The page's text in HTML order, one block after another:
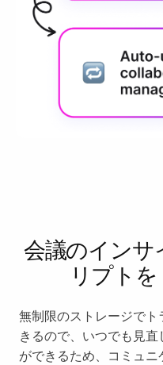
会議のインサ
リプト
無制限のストレージで
きるので、いつでも見
ができるため、コミュ